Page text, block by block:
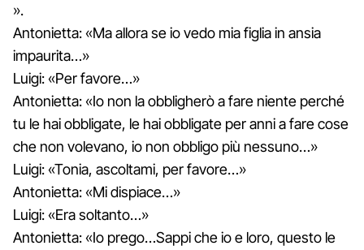
».
Antonietta: «Ma allora se io vedo mia figlia in ansia
impaurita…»
Luigi: «Per favore…»
Antonietta: «Io non la obbligherò a fare niente perché
tu le hai obbligate, le hai obbligate per anni a fare cose
che non volevano, io non obbligo più nessuno…»
Luigi: «Tonia, ascoltami, per favore…»
Antonietta: «Mi dispiace…»
Luigi: «Era soltanto…»
Antonietta: «Io prego…Sappi che io e loro, questo le